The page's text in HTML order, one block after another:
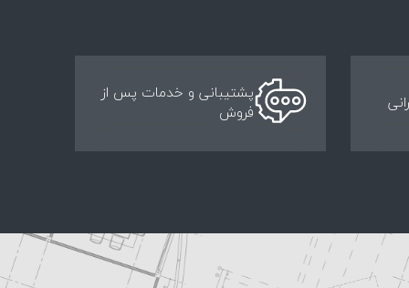
پشتیبانی و خدمات پس از
فروش